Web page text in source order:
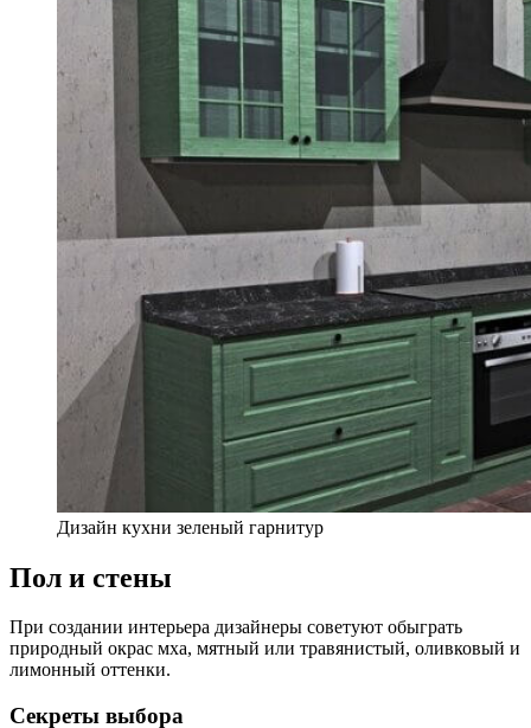
Дизайн кухни зеленый гарнитур
Пол и стены
При создании интерьера дизайнеры советуют обыграть
природный окрас мха, мятный или травянистый, оливковый и
лимонный оттенки.
Секреты выбора